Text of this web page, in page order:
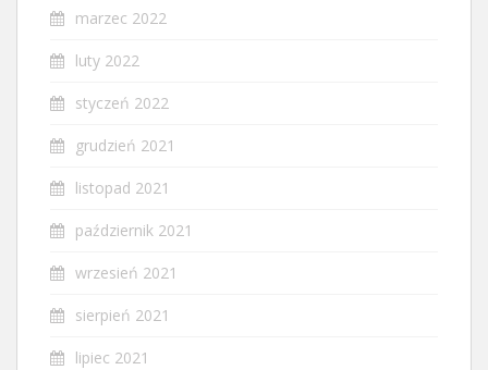
marzec 2022
luty 2022
styczeń 2022
grudzień 2021
listopad 2021
październik 2021
wrzesień 2021
sierpień 2021
lipiec 2021